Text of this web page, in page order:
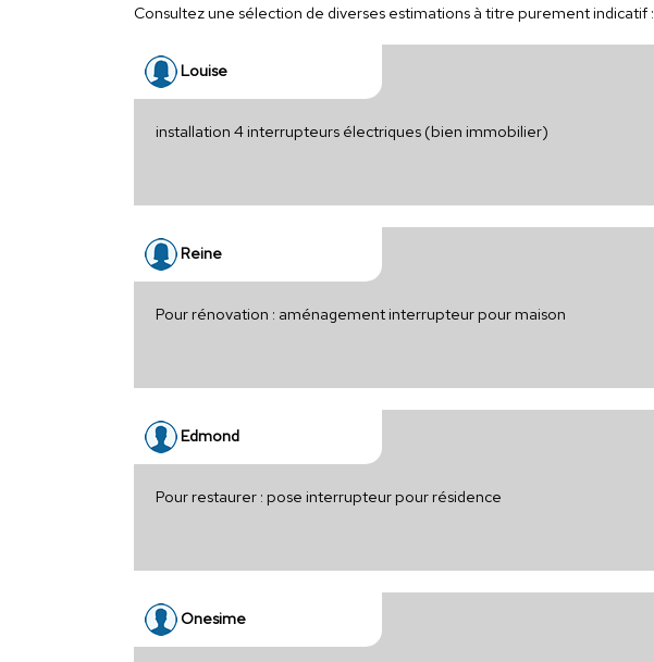
Consultez une sélection de diverses estimations à titre purement indicatif :
Louise
installation 4 interrupteurs électriques (bien immobilier)
Reine
Pour rénovation : aménagement interrupteur pour maison
Edmond
Pour restaurer : pose interrupteur pour résidence
Onesime